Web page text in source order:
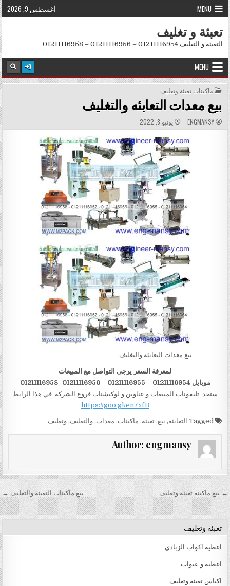
Skip to content
MENU أغسطس 9, 2026
تعبئة و تغليف
التعبئة و التغليف 01211116954 – 01211116956 – 01211116958
MENU
POSTED IN
ماكينات تعبئة وتغليف
بيع معدات التعابئه والتغليف
AUTHOR:
ENGMANSY
PUBLISHED DATE:
يونيو 8, 2022
بيع معدات التعابئه والتغليف
لمعرفة السعر يرجى التواصل مع المبيعات
موبايل 01211116954 – 01211116955 – 01211116956–01211116958
ستجد تليفونات المبيعات و عناوين و لوكيشنات فروع الشركة في هذا الرابط
https://goo.gl/en7xfB
Tagged التعابئه, بيع,تعبئة, ماكينات, معدات,والتغليف,وتغليف
Author: engmansy
تصفّح المقالات بيع ماكينات التعبئه والتغليف → ← بيع ماكينة تعبئه وتغليف
تعبئة وتغليف
اغطيه اكواب الزبادى
اغطيه و عبوات
اكياس تعبئة وتغليف